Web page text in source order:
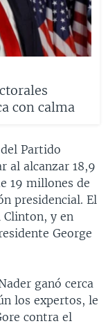
con calma
Partido
al alcanzar 18,9
19 millones de
presidencial. El
Clinton, y en
George
ganó cerca
los expertos, le
contra el